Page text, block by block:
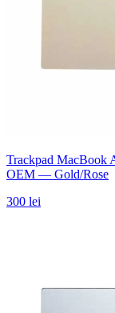
Trackpad MacBook
OEM — Gold/Rose
300 lei